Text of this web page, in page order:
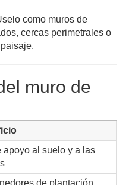
como muros de
cercas perimetrales o
muro de
apoyo al suelo y a las
de plantación